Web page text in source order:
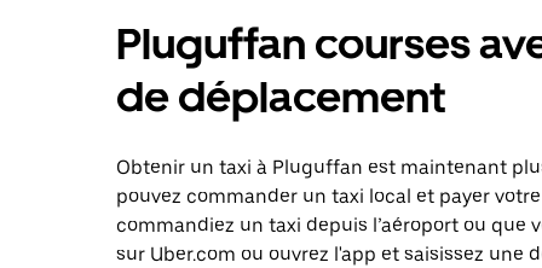
Pluguffan courses
de déplacement
Obtenir un taxi à Pluguffan est maintenant
pouvez commander un taxi local et payer
commandiez un taxi depuis l’aéroport ou
sur Uber.com ou ouvrez l'app et saisissez une